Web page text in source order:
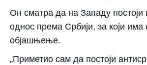
Он сматра да на Западу постоји
однос према Србији, за који има
објашњење.
„Приметио сам да постоји